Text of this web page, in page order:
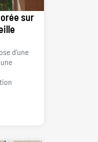
sur
d’une